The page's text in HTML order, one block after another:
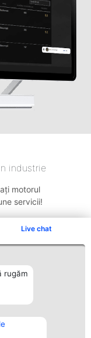
Live chat
rugăm
industrie
motorul
servicii!
Contact